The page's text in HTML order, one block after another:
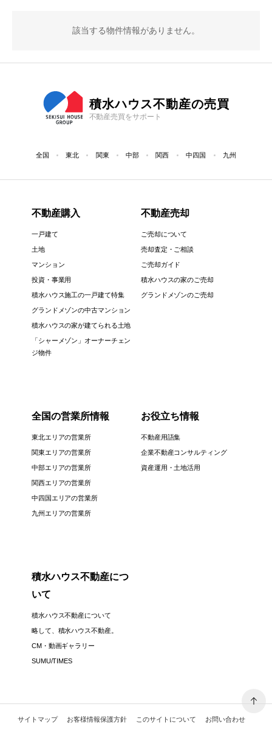
該当する物件情報がありません。
積水ハウス不動産の売買
不動産売買をサポート
全国 東北 関東 中部 関西 中四国 九州
不動産購入
一戸建て
土地
マンション
投資・事業用
積水ハウス施工の一戸建て特集
グランドメゾンの中古マンション
積水ハウスの家が建てられる土地
「シャーメゾン」オーナーチェン
ジ物件
不動産売却
ご売却について
売却査定・ご相談
ご売却ガイド
積水ハウスの家のご売却
グランドメゾンのご売却
全国の営業所情報
東北エリアの営業所
関東エリアの営業所
中部エリアの営業所
関西エリアの営業所
中四国エリアの営業所
九州エリアの営業所
お役立ち情報
不動産用語集
企業不動産コンサルティング
資産運用・土地活用
積水ハウス不動産につ
いて
積水ハウス不動産について
略して、積水ハウス不動産。
CM・動画ギャラリー
SUMU/TIMES
サイトマップ お客様情報保護方針 このサイトについて お問い合わせ